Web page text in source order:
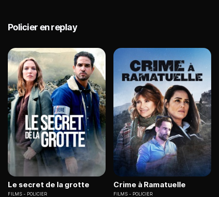
Policier en replay
Le secret de la grotte
FILMS POLICIER
Crime à Ramatuelle
FILMS POLICIER